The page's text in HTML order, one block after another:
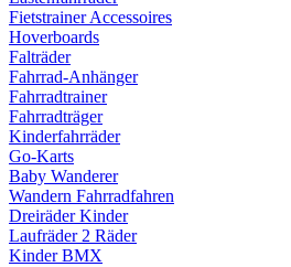
Fietstrainer Accessoires
Hoverboards
Falträder
Fahrrad-Anhänger
Fahrradtrainer
Fahrradträger
Kinderfahrräder
Go-Karts
Baby Wanderer
Wandern Fahrradfahren
Dreiräder Kinder
Laufräder 2 Räder
Kinder BMX